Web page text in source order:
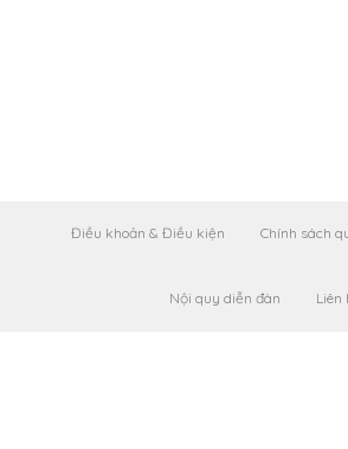
Điều khoản & Điều kiện Chính sách
Nội quy diễn đàn Liên